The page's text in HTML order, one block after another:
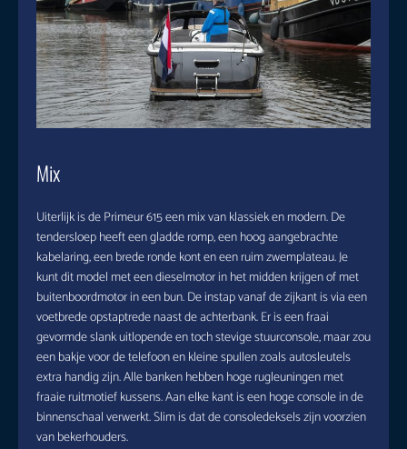
Mix
Uiterlijk is de Primeur 615 een mix van klassiek en modern. De
tendersloep heeft een gladde romp, een hoog aangebrachte
kabelaring, een brede ronde kont en een ruim zwemplateau. Je
kunt dit model met een dieselmotor in het midden krijgen of met
buitenboordmotor in een bun. De instap vanaf de zijkant is via een
voetbrede opstaptrede naast de achterbank. Er is een fraai
gevormde slank uitlopende en toch stevige stuurconsole, maar zou
een bakje voor de telefoon en kleine spullen zoals autosleutels
extra handig zijn. Alle banken hebben hoge rugleuningen met
fraaie ruitmotief kussens. Aan elke kant is een hoge console in de
binnenschaal verwerkt. Slim is dat de consoledeksels zijn voorzien
van bekerhouders.